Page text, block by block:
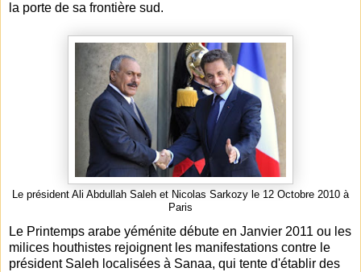
la porte de sa frontière sud.
Le président Ali Abdullah Saleh et Nicolas Sarkozy le 12 Octobre 2010 à
Paris
Le Printemps arabe yéménite débute en Janvier 2011 ou les
milices houthistes rejoignent les manifestations contre le
président Saleh localisées à Sanaa, qui tente d'établir des